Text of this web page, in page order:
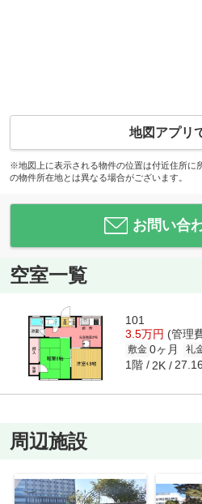
地図アプリ
※地図上に表示される物件の位置は付近住所に
の物件所在地とは異なる場合がございます。
お問い合
空室一覧
101
3.5万円 (管理
敷金 0ヶ月 礼
1階 2K
周辺施設